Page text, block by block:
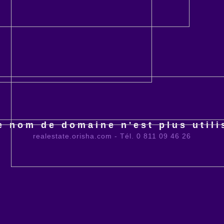
nom de domaine n'est plus
realestate.orisha.com - Tél. 0 811 09 46 26